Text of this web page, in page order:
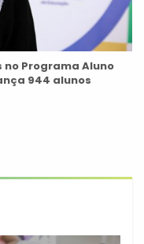
Programa Aluno
944 alunos